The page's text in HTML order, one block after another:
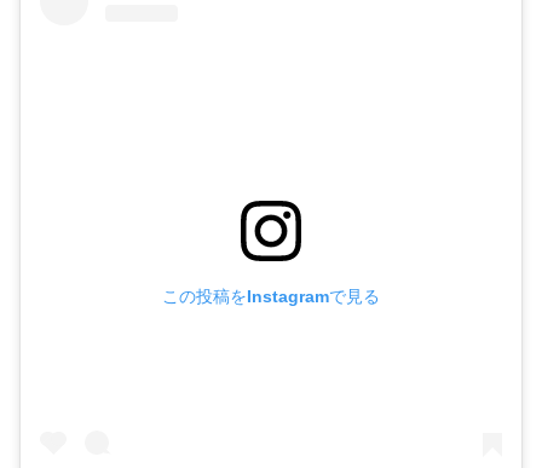
この投稿をInstagramで見る